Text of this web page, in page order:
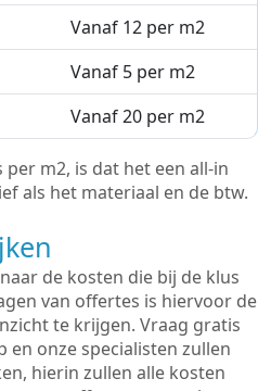
Vanaf 12 per m2
Vanaf 5 per m2
Vanaf 20 per m2
m2, is dat het een all-in
als het materiaal en de btw.
de kosten die bij de klus
van offertes is hiervoor de
te krijgen. Vraag gratis
en onze specialisten zullen
hierin zullen alle kosten